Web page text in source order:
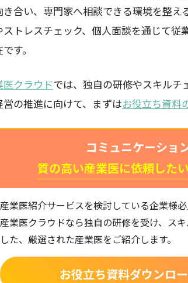
き合い、専門家へ相談できる環境を整
ストレスチェック、個人面談を通じて
す。
医クラウドでは、独自の研修やスキルチ
営の推進に向けて、まずはお役立ち資料
コミュニケーショ
質の高い産業医に依頼したい
産業医紹介サービスを検討している企業様必
産業医クラウドなら独自の研修を受け、ス
した、厳選された産業医をご紹介します。
お役立ち資料ダウンロ